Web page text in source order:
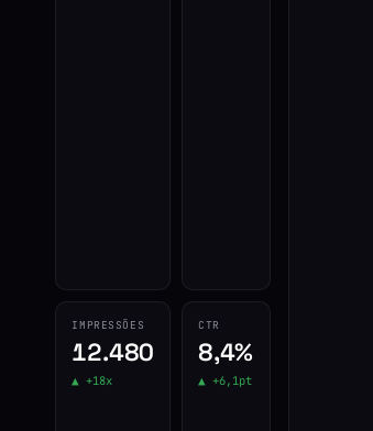
IMPRESSÕES
12.480
▲ +18x
CTR
8,4%
▲ +6,1pt